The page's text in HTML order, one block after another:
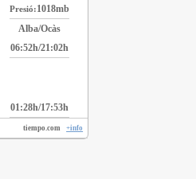
Presió:1018mb
Alba/Ocàs
06:52h/21:02h
01:28h/17:53h
tiempo.com +info